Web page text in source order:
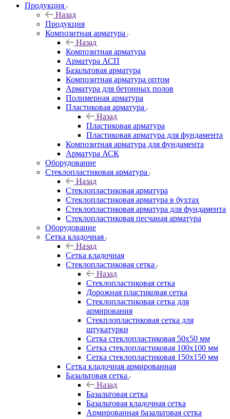
Продукция
Назад
Продукция
Композитная арматура
Назад
Композитная арматура
Арматура АСП
Базальтовая арматура
Композитная арматура оптом
Арматура для бетонных полов
Полимерная арматура
Пластиковая арматура
Назад
Пластиковая арматура
Пластиковая арматура для фундамента
Композитная арматура для фундамента
Арматура АСК
Оборудование
Cтеклопластиковая арматура
Назад
Cтеклопластиковая арматура
Стеклопластиковая арматура в бухтах
Стеклопластиковая арматура для фундамента
Стеклопластиковая песчаная арматура
Оборудование
Сетка кладочная
Назад
Сетка кладочная
Стеклопластиковая сетка
Назад
Стеклопластиковая сетка
Дорожная пластиковая сетка
Стеклопластиковая сетка для
армирования
Стекплопластиковая сетка для
штукатурки
Сетка стеклопластиковая 50x50 мм
Сетка стеклопластиковая 100x100 мм
Сетка стеклопластиковая 150x150 мм
Сетка кладочная армированная
Базальтовая сетка
Назад
Базальтовая сетка
Базальтовая кладочная сетка
Армированная базальтовая сетка